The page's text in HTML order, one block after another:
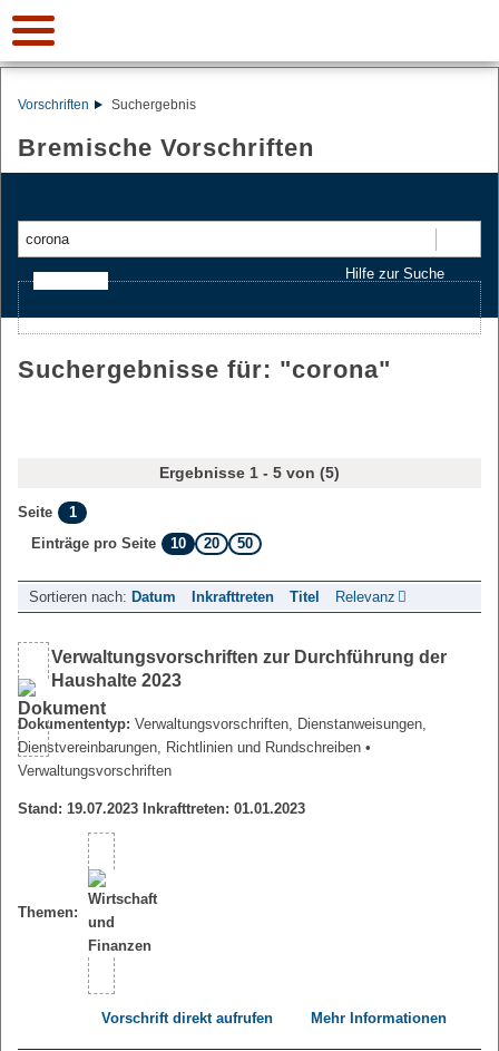
Vorschriften Suchergebnis
Bremische Vorschriften
Hilfe zur Suche
Suchergebnisse für: "corona"
Ergebnisse 1 - 5 von (5)
Seite
1
Einträge pro Seite
10 20 50
Sortieren nach: Datum Inkrafttreten Titel Relevanz
Verwaltungsvorschriften zur Durchführung der
Haushalte 2023
Dokumententyp: Verwaltungsvorschriften, Dienstanweisungen,
Dienstvereinbarungen, Richtlinien und Rundschreiben •
Verwaltungsvorschriften
Stand: 19.07.2023 Inkrafttreten: 01.01.2023
Themen:
Vorschrift direkt aufrufen Mehr Informationen